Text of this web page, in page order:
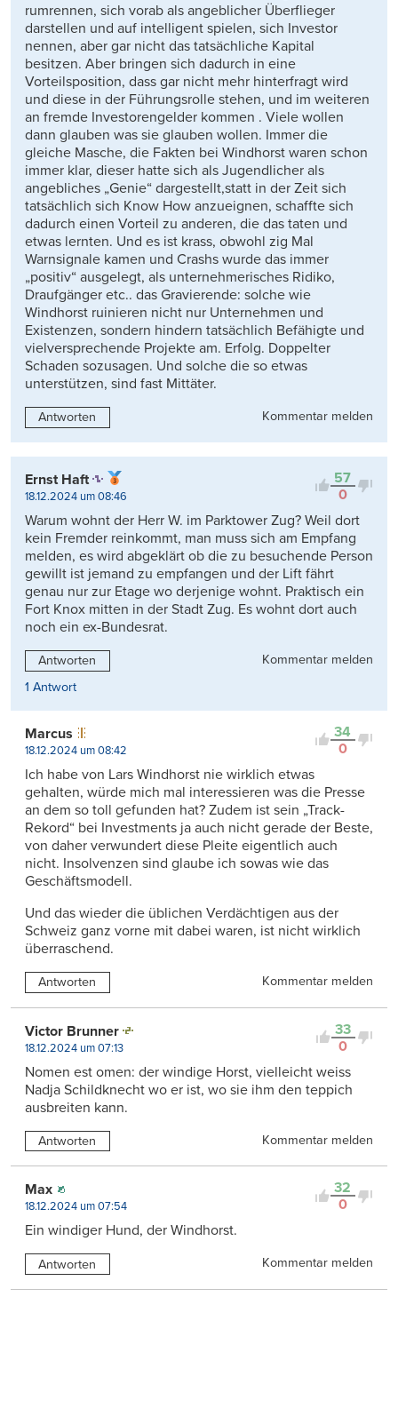
rumrennen, sich vorab als angeblicher Überflieger
darstellen und auf intelligent spielen, sich Investor
nennen, aber gar nicht das tatsächliche Kapital
besitzen. Aber bringen sich dadurch in eine
Vorteilsposition, dass gar nicht mehr hinterfragt wird
und diese in der Führungsrolle stehen, und im weiteren
an fremde Investorengelder kommen . Viele wollen
dann glauben was sie glauben wollen. Immer die
gleiche Masche, die Fakten bei Windhorst waren schon
immer klar, dieser hatte sich als Jugendlicher als
angebliches „Genie“ dargestellt,statt in der Zeit sich
tatsächlich sich Know How anzueignen, schaffte sich
dadurch einen Vorteil zu anderen, die das taten und
etwas lernten. Und es ist krass, obwohl zig Mal
Warnsignale kamen und Crashs wurde das immer
„positiv“ ausgelegt, als unternehmerisches Ridiko,
Draufgänger etc.. das Gravierende: solche wie
Windhorst ruinieren nicht nur Unternehmen und
Existenzen, sondern hindern tatsächlich Befähigte und
vielversprechende Projekte am. Erfolg. Doppelter
Schaden sozusagen. Und solche die so etwas
unterstützen, sind fast Mittäter.
Antworten Kommentar melden
57
0
Ernst Haft
18.12.2024 um 08:46
Warum wohnt der Herr W. im Parktower Zug? Weil dort
kein Fremder reinkommt, man muss sich am Empfang
melden, es wird abgeklärt ob die zu besuchende Person
gewillt ist jemand zu empfangen und der Lift fährt
genau nur zur Etage wo derjenige wohnt. Praktisch ein
Fort Knox mitten in der Stadt Zug. Es wohnt dort auch
noch ein ex-Bundesrat.
Antworten
Kommentar melden
1 Antwort
34
0
Marcus
18.12.2024 um 08:42
Ich habe von Lars Windhorst nie wirklich etwas
gehalten, würde mich mal interessieren was die Presse
an dem so toll gefunden hat? Zudem ist sein „Track-
Rekord“ bei Investments ja auch nicht gerade der Beste,
von daher verwundert diese Pleite eigentlich auch
nicht. Insolvenzen sind glaube ich sowas wie das
Geschäftsmodell.
Und das wieder die üblichen Verdächtigen aus der
Schweiz ganz vorne mit dabei waren, ist nicht wirklich
überraschend.
Antworten Kommentar melden
33
0
Victor Brunner
18.12.2024 um 07:13
Nomen est omen: der windige Horst, vielleicht weiss
Nadja Schildknecht wo er ist, wo sie ihm den teppich
ausbreiten kann.
Antworten Kommentar melden
32
0
Max
18.12.2024 um 07:54
Ein windiger Hund, der Windhorst.
Antworten Kommentar melden